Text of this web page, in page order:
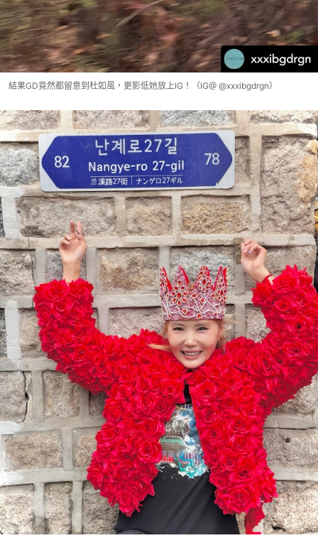
結果GD竟然都留意到杜如風，更影低她放上IG！（IG@ @xxxibgdrgn）